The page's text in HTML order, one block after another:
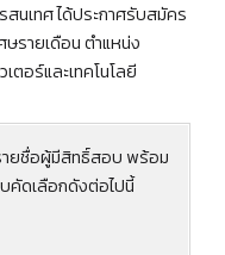
นเทศ ได้ประกาศรับสมัคร
รายเดือน ตำแหน่ง
ตอร์และเทคโนโลยี
ยชื่อผู้มีสิทธิ์สอบ พร้อม
คัดเลือกดังต่อไปนี้